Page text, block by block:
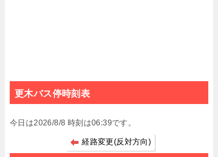
更木バス停時刻表
今日は2026/8/8 時刻は06:39です。
経路変更(反対方向)